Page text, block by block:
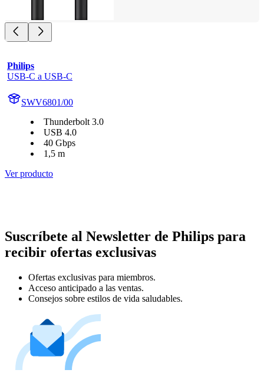
Philips
USB-C a USB-C
SWV6801/00
Thunderbolt 3.0
USB 4.0
40 Gbps
1,5 m
Ver producto
Suscríbete al Newsletter de Philips para
recibir ofertas exclusivas
Ofertas exclusivas para miembros.
Acceso anticipado a las ventas.
Consejos sobre estilos de vida saludables.